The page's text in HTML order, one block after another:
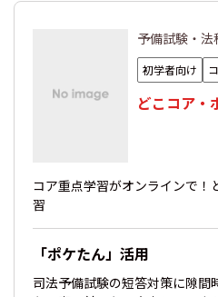
予備試験・
初学者向け
どこコア
コア重点学習がオンラインで！
習
「ポケたん」活用
司法予備試験の短答対策に隙間